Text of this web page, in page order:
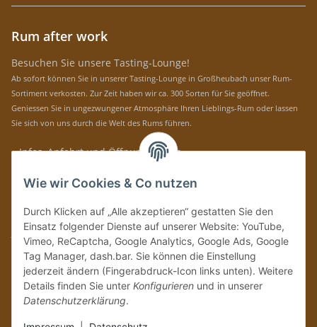
Rum after work
Besuchen Sie unsere Tasting-Lounge!
Ab sofort können Sie in unserer Tasting-Lounge in Großheubach unser Rum-
Sortiment verkosten. Zur Zeit haben wir ca. 300 Sorten für Sie geöffnet.
Geniessen Sie in ungezwungener Atmosphäre Ihren Lieblings-Rum oder lassen
Sie sich von uns durch die Welt des Rums führen.
» Infos, Anfahrt und Öffnungszeiten
Immer auf dem Laufenden mit unseren aktuellen Rum-News!
Bitte senden Sie mir entsprechend IhrerDatenschutzerklärung
regelmäßig und
jederzeit widerruflich Informationen zu Ihrem Produktsortiment per E-Mail zu.
Vertrag widerrufen
Wie wir Cookies & Co nutzen
Durch Klicken auf „Alle akzeptieren“ gestatten Sie den
Einsatz folgender Dienste auf unserer Website: YouTube,
Vimeo, ReCaptcha, Google Analytics, Google Ads, Google
Tag Manager, dash.bar. Sie können die Einstellung
jederzeit ändern (Fingerabdruck-Icon links unten). Weitere
Details finden Sie unter Konfigurieren und in unserer
Datenschutzerklärung.